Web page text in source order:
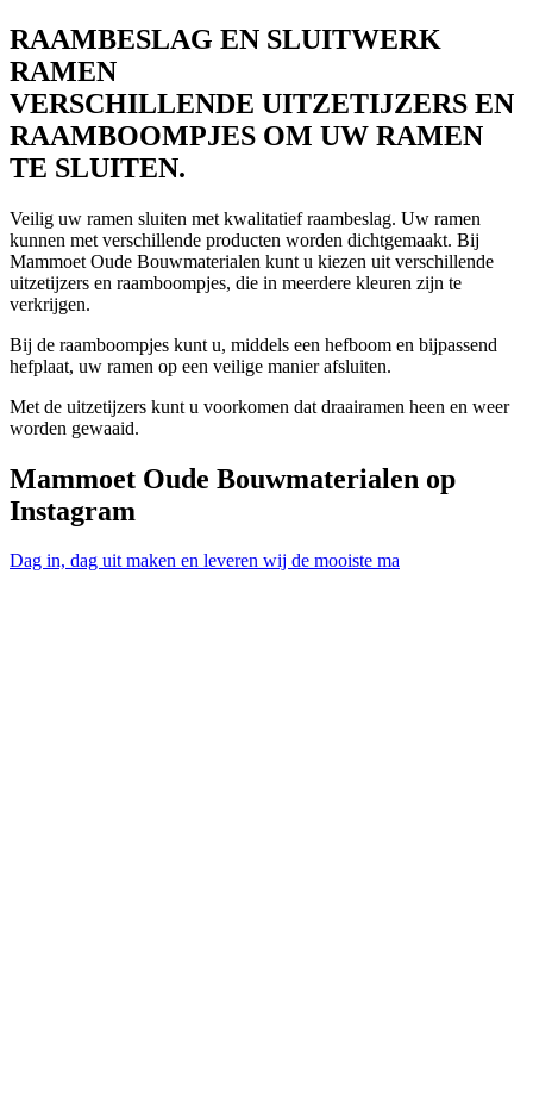
RAAMBESLAG EN SLUITWERK
RAMEN
VERSCHILLENDE UITZETIJZERS EN
RAAMBOOMPJES OM UW RAMEN
TE SLUITEN.
Veilig uw ramen sluiten met kwalitatief raambeslag. Uw ramen
kunnen met verschillende producten worden dichtgemaakt. Bij
Mammoet Oude Bouwmaterialen kunt u kiezen uit verschillende
uitzetijzers en raamboompjes, die in meerdere kleuren zijn te
verkrijgen.
Bij de raamboompjes kunt u, middels een hefboom en bijpassend
hefplaat, uw ramen op een veilige manier afsluiten.
Met de uitzetijzers kunt u voorkomen dat draairamen heen en weer
worden gewaaid.
Mammoet Oude Bouwmaterialen op
Instagram
Dag in, dag uit maken en leveren wij de mooiste ma